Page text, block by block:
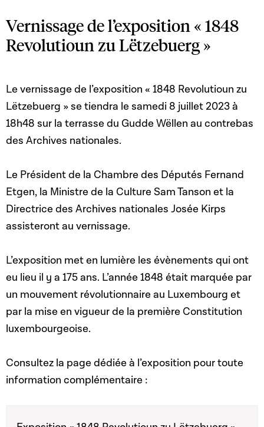
Vernissage de l’exposition « 1848
Revolutioun zu Lëtzebuerg »
Le vernissage de l’exposition « 1848 Revolutioun zu
Lëtzebuerg » se tiendra le samedi 8 juillet 2023 à
18h48 sur la terrasse du Gudde Wëllen au contrebas
des Archives nationales.
Le Président de la Chambre des Députés Fernand
Etgen, la Ministre de la Culture Sam Tanson et la
Directrice des Archives nationales Josée Kirps
assisteront au vernissage.
L’exposition met en lumière les évènements qui ont
eu lieu il y a 175 ans. L’année 1848 était marquée par
un mouvement révolutionnaire au Luxembourg et
par la mise en vigueur de la première Constitution
luxembourgeoise.
Consultez la page dédiée à l’exposition pour toute
information complémentaire :